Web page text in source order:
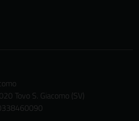
Tovo S. Giacomo (SV)